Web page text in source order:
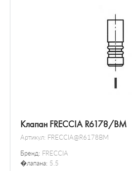
Клапан FRECCIA R6178/BM
Артикул: FRECCIA@R6178BM
Бренд: FRECCIA
�лапана: 5.5